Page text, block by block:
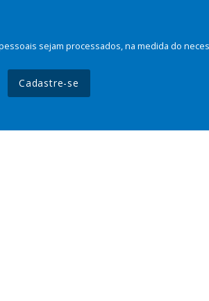
sejam processados, na medida do
Cadastre-se